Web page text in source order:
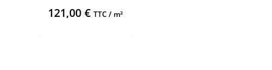
121,00€ TTC / m²